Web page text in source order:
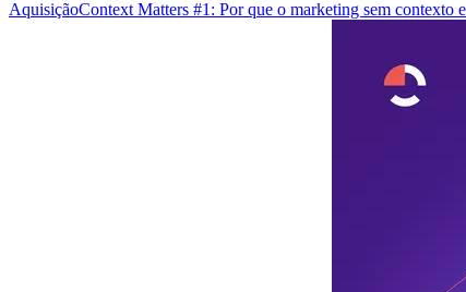
AquisiçãoContext Matters #1: Por que o marketing sem contexto